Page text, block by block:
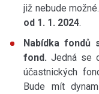
již nebude
od 1. 1. 2024.
Nabídka fondů
fond. Jedná se
účastnických
Bude mít